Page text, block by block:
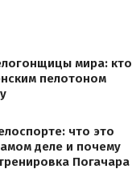
мира: кто
пелотоном
что это
деле и почему
Погачара